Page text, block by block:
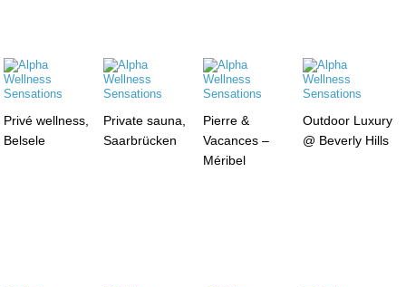
Privé wellness,
Belsele
Private sauna,
Saarbrücken
Pierre &
Vacances –
Méribel
Outdoor Luxury
@ Beverly Hills